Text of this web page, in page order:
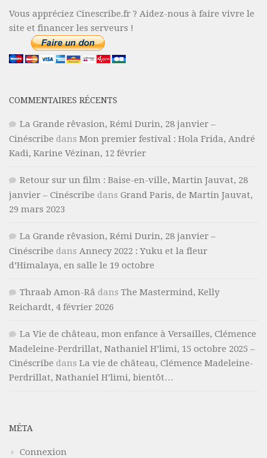
Vous appréciez Cinescribe.fr ? Aidez-nous à faire vivre le
site et financer les serveurs !
COMMENTAIRES RÉCENTS
La Grande rêvasion, Rémi Durin, 28 janvier –
Cinéscribe dans Mon premier festival : Hola Frida, André
Kadi, Karine Vézinan, 12 février
Retour sur un film : Baise-en-ville, Martin Jauvat, 28
janvier – Cinéscribe dans Grand Paris, de Martin Jauvat,
29 mars 2023
La Grande rêvasion, Rémi Durin, 28 janvier –
Cinéscribe dans Annecy 2022 : Yuku et la fleur
d’Himalaya, en salle le 19 octobre
Thraab Amon-Râ dans The Mastermind, Kelly
Reichardt, 4 février 2026
La Vie de château, mon enfance à Versailles, Clémence
Madeleine-Perdrillat, Nathaniel H’limi, 15 octobre 2025 –
Cinéscribe dans La vie de château, Clémence Madeleine-
Perdrillat, Nathaniel H’limi, bientôt…
MÉTA
Connexion